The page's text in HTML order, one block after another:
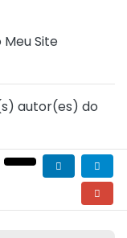
Site
autor(es) do